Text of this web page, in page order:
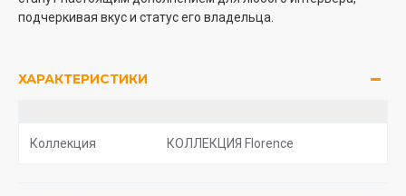
подчеркивая вкус и статус его владельца.
ХАРАКТЕРИСТИКИ
Коллекция КОЛЛЕКЦИЯ Florence